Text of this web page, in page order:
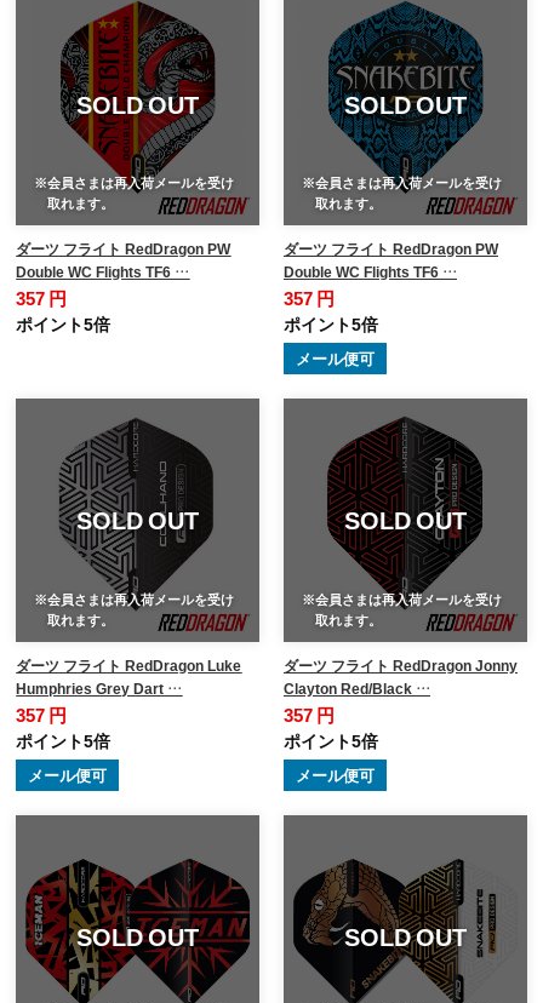
SOLD OUT
※会員さまは再入荷メールを受け
取れます。
ダーツ フライト RedDragon PW
Double WC Flights TF6 …
357 円
ポイント5倍
SOLD OUT
※会員さまは再入荷メールを受け
取れます。
ダーツ フライト RedDragon PW
Double WC Flights TF6 …
357 円
ポイント5倍
メール便可
SOLD OUT
※会員さまは再入荷メールを受け
取れます。
ダーツ フライト RedDragon Luke
Humphries Grey Dart …
357 円
ポイント5倍
メール便可
SOLD OUT
※会員さまは再入荷メールを受け
取れます。
ダーツ フライト RedDragon Jonny
Clayton Red/Black …
357 円
ポイント5倍
メール便可
SOLD OUT SOLD OUT